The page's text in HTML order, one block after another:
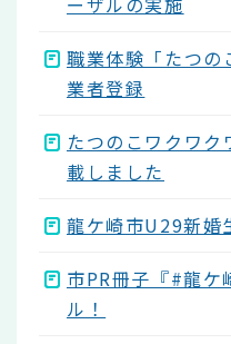
職業体験「たつの
業者登録
たつのこワクワ
載しました
龍ケ崎市U29新婚
市PR冊子『#龍ケ
ル！